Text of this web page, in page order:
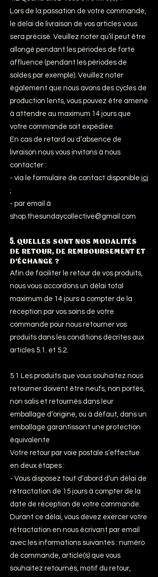
Lors de la passation de votre commande,
le délai de livraison de vos articles vous
sera précisé. Veuillez noter qu’il peut être
allongé pendant les périodes de forte
affluence (pendant les périodes de
soldes par exemple). Veuillez noter
également que nous avons des cycles de
production lents, vous pouvez être amené
à attendre au maximum 14 jours que
votre commande soit expédiée.
En cas de retard ou d’absence de
livraison nous vous invitons à nous
contacter :
- via le formulaire de contact disponible ici
;
- par email à
shop.thesundaycollective@gmail.com
5. QUELLES SONT NOS MODALITÉS
DE RETOUR, DE REMBOURSEMENT ET
D'ÉCHANGE ?
Afin de faciliter le retour de vos produits,
nous vous accordons un délai total
maximum de 14 jours à compter de la
réception par vos soins de votre
commande pour nous retourner vos
produits dans les conditions décrites aux
articles 5.1. et 5.2.
5.1 Les produits que vous souhaitez nous
retourner doivent être neufs, non portés,
non salis et retournés dans leur
emballage d’origine, ou à défaut, dans un
emballage garantissant une protection
équivalente
Votre retour par voie postale s’effectue
en deux étapes :
- Vous disposez tout d’abord d’un délai de
rétractation de 15 jours à compter de la
date de réception de votre commande.
Durant ce délai, vous devez exercer votre
rétractation en nous écrivant par email
avec les informations suivantes : numéro
de commande, article(s) que vous
souhaitez retournés, motif du retour,